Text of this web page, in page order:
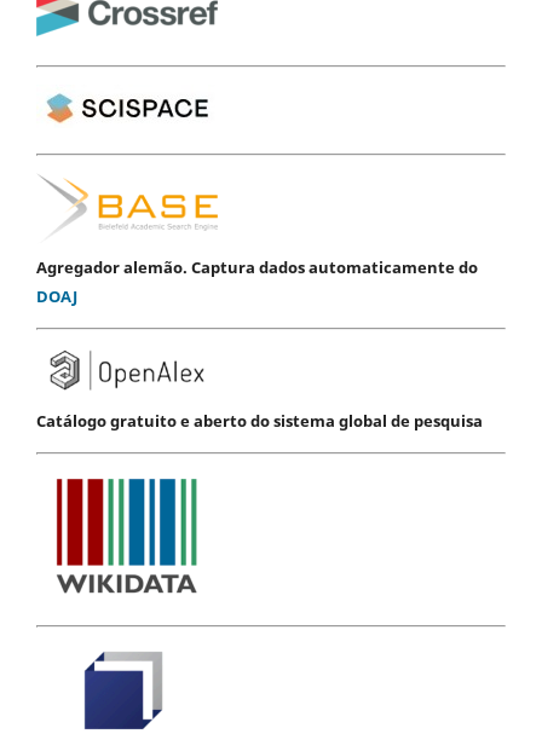
Agregador alemão. Captura dados automaticamente do
DOAJ
Catálogo gratuito e aberto do sistema global de pesquisa